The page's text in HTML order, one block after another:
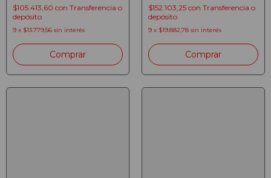
$105.413,60 con Transferencia o
depósito
9 x $13.779,56 sin interés
$152.103,25 con Transferencia o
depósito
9 x $19.882,78 sin interés